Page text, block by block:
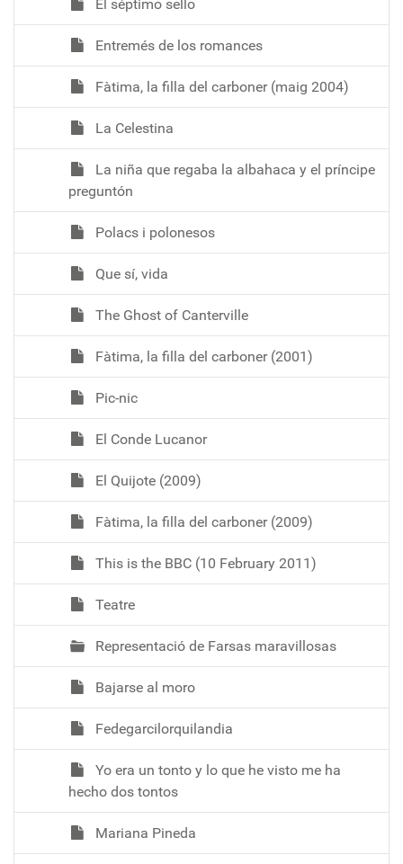
El séptimo sello
Entremés de los romances
Fàtima, la filla del carboner (maig 2004)
La Celestina
La niña que regaba la albahaca y el príncipe
preguntón
Polacs i polonesos
Que sí, vida
The Ghost of Canterville
Fàtima, la filla del carboner (2001)
Pic-nic
El Conde Lucanor
El Quijote (2009)
Fàtima, la filla del carboner (2009)
This is the BBC (10 February 2011)
Teatre
Representació de Farsas maravillosas
Bajarse al moro
Fedegarcilorquilandia
Yo era un tonto y lo que he visto me ha
hecho dos tontos
Mariana Pineda